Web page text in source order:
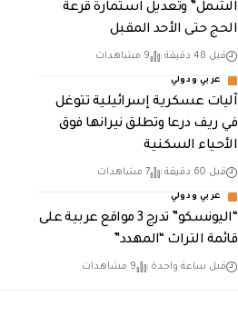
الشمل” وتعديل استمارة قرعة
الحج حتى الأحد المقبل
قبل 48 دقيقة 9 مشاهدات
عربي ودولي
آليات عسكرية إسرائيلية تتوغل
في ريف درعا وتطلق نيرانها فوق
الأحياء السكنية
قبل 60 دقيقة 7 مشاهدات
عربي ودولي
“اليونسكو” تدرج 3 مواقع عربية على
قائمة التراث “المهدد”
قبل ساعة واحدة 9 مشاهدات